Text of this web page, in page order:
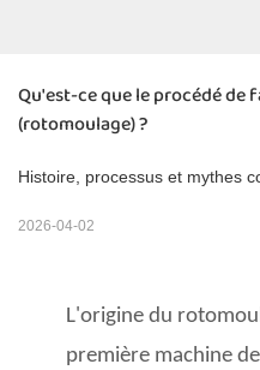
Qu'est-ce que le procédé
(rotomoulage) ?
Histoire, processus et mythes
2026-04-02
L'origine du
première machine